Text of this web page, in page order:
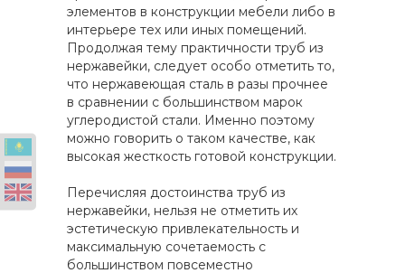
элементов в конструкции мебели либо в
интерьере тех или иных помещений.
Продолжая тему практичности труб из
нержавейки, следует особо отметить то,
что нержавеющая сталь в разы прочнее
в сравнении с большинством марок
углеродистой стали. Именно поэтому
можно говорить о таком качестве, как
высокая жесткость готовой конструкции.
Перечисляя достоинства труб из
нержавейки, нельзя не отметить их
эстетическую привлекательность и
максимальную сочетаемость с
большинством повсеместно